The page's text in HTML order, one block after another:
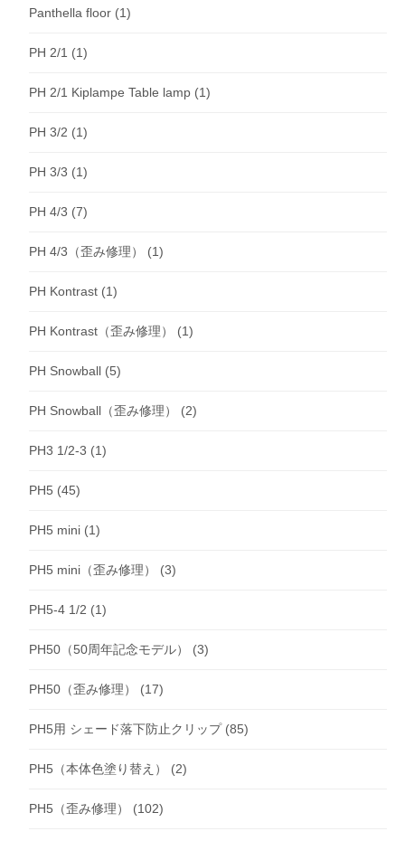
Panthella floor (1)
PH 2/1 (1)
PH 2/1 Kiplampe Table lamp (1)
PH 3/2 (1)
PH 3/3 (1)
PH 4/3 (7)
PH 4/3（歪み修理） (1)
PH Kontrast (1)
PH Kontrast（歪み修理） (1)
PH Snowball (5)
PH Snowball（歪み修理） (2)
PH3 1/2-3 (1)
PH5 (45)
PH5 mini (1)
PH5 mini（歪み修理） (3)
PH5-4 1/2 (1)
PH50（50周年記念モデル） (3)
PH50（歪み修理） (17)
PH5用 シェード落下防止クリップ(85)
PH5（本体色塗り替え） (2)
PH5（歪み修理） (102)